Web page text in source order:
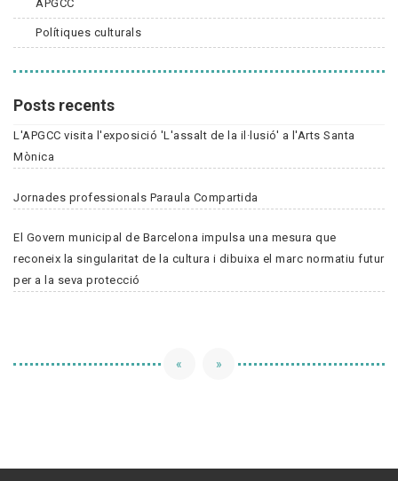
APGCC
Polítiques culturals
Posts recents
L'APGCC visita l'exposició 'L'assalt de la il·lusió' a l'Arts Santa
Mònica
Jornades professionals Paraula Compartida
El Govern municipal de Barcelona impulsa una mesura que
reconeix la singularitat de la cultura i dibuixa el marc normatiu futur
per a la seva protecció
« »